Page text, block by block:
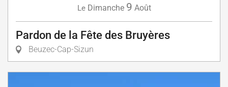
Le Dimanche 9 Août
Pardon de la Fête des Bruyères
Beuzec-Cap-Sizun